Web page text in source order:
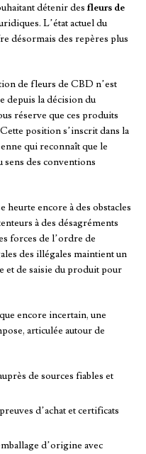
détenir des fleurs de
L’état actuel du
désormais des repères plus
de fleurs de CBD n’est
depuis la décision du
réserve que ces produits
position s’inscrit dans la
qui reconnaît que le
sens des conventions
encore à des obstacles
à des désagréments
forces de l’ordre de
des illégales maintient un
et de saisie du produit pour
encore incertain, une
articulée autour de
de sources fiables et
d’achat et certificats
d’origine avec